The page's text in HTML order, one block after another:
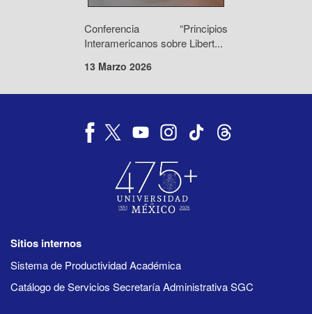
Conferencia “Principios
Interamericanos sobre Libert...
13 Marzo 2026
Sitios internos
Sistema de Productividad Académica
Catálogo de Servicios Secretaría Administrativa SGC